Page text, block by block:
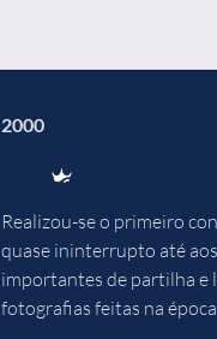
2000
Realizou-se o primeiro
quase ininterrupto até
importantes de partilha e
fotografias feitas na